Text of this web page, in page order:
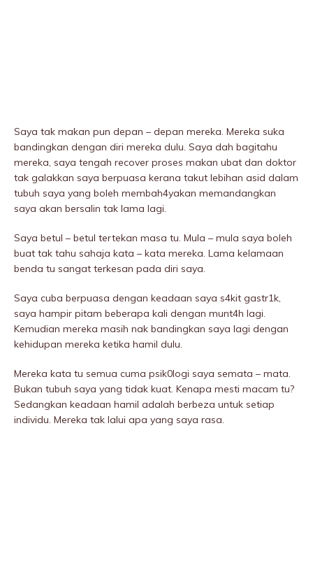
Saya tak makan pun depan – depan mereka. Mereka suka
bandingkan dengan diri mereka dulu. Saya dah bagitahu
mereka, saya tengah recover proses makan ubat dan doktor
tak galakkan saya berpuasa kerana takut lebihan asid dalam
tubuh saya yang boleh membah4yakan memandangkan
saya akan bersalin tak lama lagi.
Saya betul – betul tertekan masa tu. Mula – mula saya boleh
buat tak tahu sahaja kata – kata mereka. Lama kelamaan
benda tu sangat terkesan pada diri saya.
Saya cuba berpuasa dengan keadaan saya s4kit gastr1k,
saya hampir pitam beberapa kali dengan munt4h lagi.
Kemudian mereka masih nak bandingkan saya lagi dengan
kehidupan mereka ketika hamil dulu.
Mereka kata tu semua cuma psik0logi saya semata – mata.
Bukan tubuh saya yang tidak kuat. Kenapa mesti macam tu?
Sedangkan keadaan hamil adalah berbeza untuk setiap
individu. Mereka tak lalui apa yang saya rasa.